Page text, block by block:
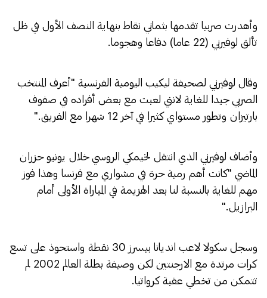
وأهدرت صربيا تقدمها بثماني نقاط بنهاية النصف الأول في ظل
تألق لوفيرني (22 عاما) دفاعا وهجوما.
وقال لوفيرني لصحيفة ليكيب اليومية الفرنسية "أعرف المنتخب
الصربي جيدا للغاية لانني لعبت مع بعض أفراده في صفوف
بارتيزان وتطور مستواي كثيرا في آخر 12 شهرا مع الفريق."
وأضاف لوفيرني الذي انتقل لخيمكي الروسي خلال يونيو حزران
الماضي "كانت أهم رمية حرة في مشواري مع فرنسا وهذا فوز
مهم للغاية بالنسبة لنا بعد الهزيمة في المباراة الأولى أمام
البرازيل."
وسجل سكولا لاعب انديانا بيسرز 30 نقطة واستحوذ على تسع
كرات مرتدة مع الارجنتين لكن وصيفة بطلة العالم 2002 لم
تتمكن من تخطي عقبة كرواتيا.